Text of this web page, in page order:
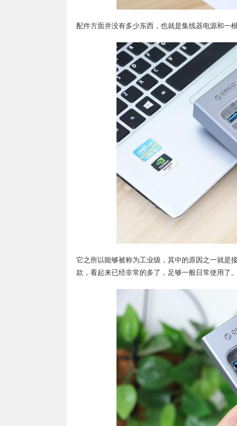
配件方面并没有多少东西，也就是集线器电源和一
它之所以能够被称为工业级，其中的原因之一就是
款，看起来已经非常的多了，足够一般日常使用了。